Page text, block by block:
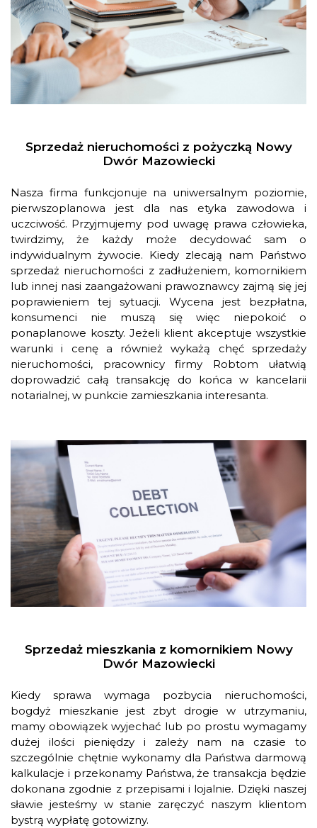
Sprzedaż nieruchomości z pożyczką Nowy
Dwór Mazowiecki
Nasza firma funkcjonuje na uniwersalnym poziomie,
pierwszoplanowa jest dla nas etyka zawodowa i
uczciwość. Przyjmujemy pod uwagę prawa człowieka,
twirdzimy, że każdy może decydować sam o
indywidualnym żywocie. Kiedy zlecają nam Państwo
sprzedaż nieruchomości z zadłużeniem, komornikiem
lub innej nasi zaangażowani prawoznawcy zajmą się jej
poprawieniem tej sytuacji. Wycena jest bezpłatna,
konsumenci nie muszą się więc niepokoić o
ponaplanowe koszty. Jeżeli klient akceptuje wszystkie
warunki i cenę a również wykażą chęć sprzedaży
nieruchomości, pracownicy firmy Robtom ułatwią
doprowadzić całą transakcję do końca w kancelarii
notarialnej, w punkcie zamieszkania interesanta.
Sprzedaż mieszkania z komornikiem Nowy
Dwór Mazowiecki
Kiedy sprawa wymaga pozbycia nieruchomości,
bogdyż mieszkanie jest zbyt drogie w utrzymaniu,
mamy obowiązek wyjechać lub po prostu wymagamy
dużej ilości pieniędzy i zależy nam na czasie to
szczególnie chętnie wykonamy dla Państwa darmową
kalkulacje i przekonamy Państwa, że transakcja będzie
dokonana zgodnie z przepisami i lojalnie. Dzięki naszej
sławie jesteśmy w stanie zaręczyć naszym klientom
bystrą wypłatę gotowizny.